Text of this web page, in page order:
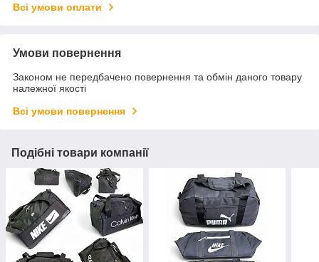
Всі умови оплати
Умови повернення
Законом не передбачено повернення та обмін даного товару
належної якості
Всі умови повернення
Подібні товари компанії